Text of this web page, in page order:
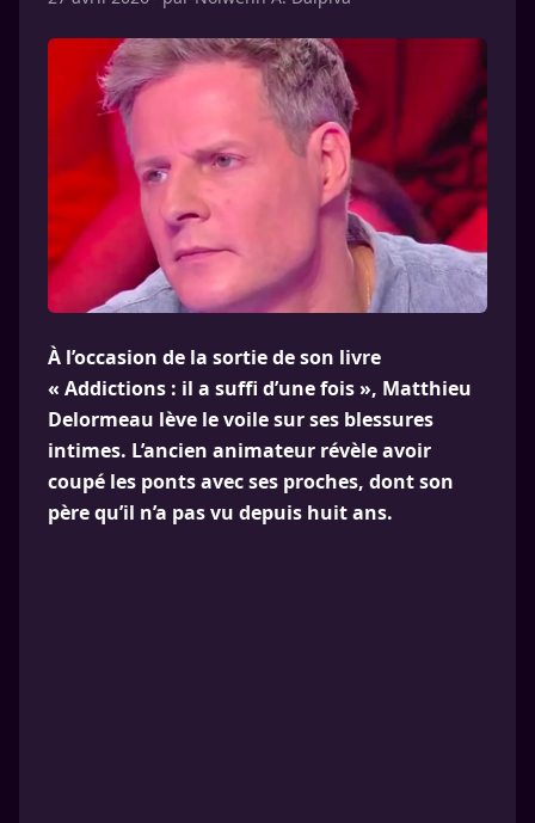
À l’occasion de la sortie de son livre
« Addictions : il a suffi d’une fois », Matthieu
Delormeau lève le voile sur ses blessures
intimes. L’ancien animateur révèle avoir
coupé les ponts avec ses proches, dont son
père qu’il n’a pas vu depuis huit ans.